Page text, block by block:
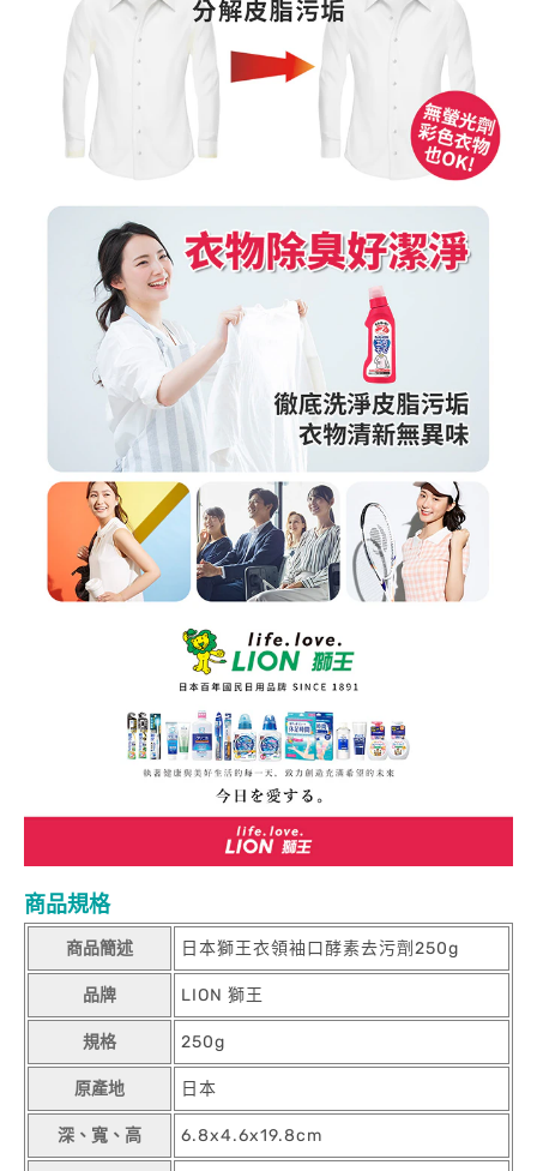
商品規格
商品簡述 日本獅王衣領袖口酵素去污劑250g
品牌 LION 獅王
規格 250g
原產地 日本
深、寬、高 6.8x4.6x19.8cm